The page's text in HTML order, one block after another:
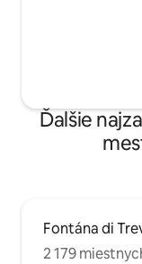
Ďalšie
Fontána di
2 179